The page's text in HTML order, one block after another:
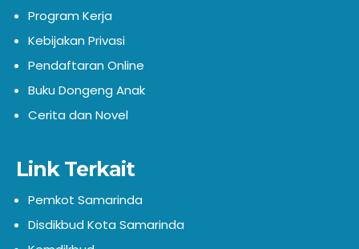
Program Kerja
Kebijakan Privasi
Pendaftaran Online
Buku Dongeng Anak
Cerita dan Novel
Link Terkait
Pemkot Samarinda
Disdikbud Kota Samarinda